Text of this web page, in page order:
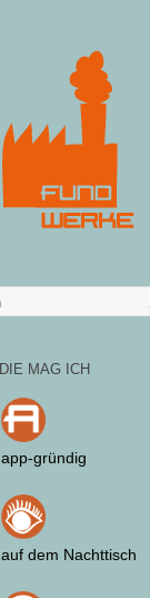
DIE MAG ICH
app-gründig
auf dem Nachttisch